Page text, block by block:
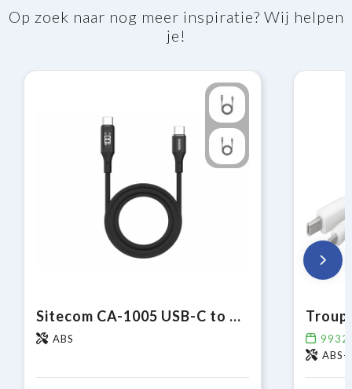
Op zoek naar nog meer inspiratie? Wij helpen
je!
Sitecom CA-1005 USB-C to USB-C Power cable with LED display
ABS 9932